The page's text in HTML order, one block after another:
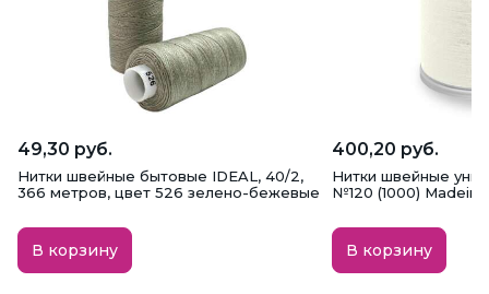
49,30 руб.
Нитки швейные бытовые IDEAL, 40/2,
366 метров, цвет 526 зелено-бежевые
В корзину
400,20 руб.
Нитки швейные
№120 (1000)
В корзину